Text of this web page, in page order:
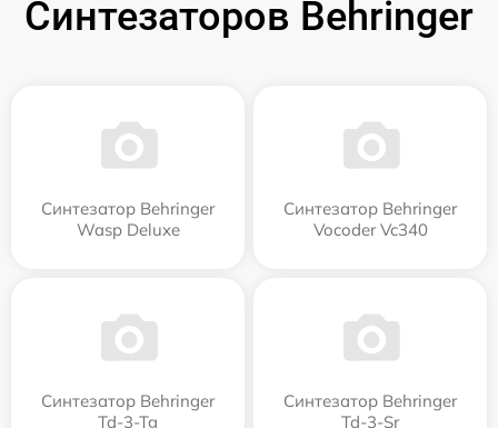
Синтезаторов Behringer
Синтезатор Behringer
Wasp Deluxe
Синтезатор Behringer
Vocoder Vc340
Синтезатор Behringer
Td-3-Tg
Синтезатор Behringer
Td-3-Sr